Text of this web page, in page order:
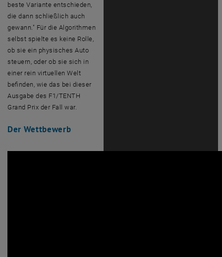
beste Variante entschieden,
die dann schließlich auch
gewann." Für die Algorithmen
selbst spielte es keine Rolle,
ob sie ein physisches Auto
steuern, oder ob sie sich in
einer rein virtuellen Welt
befinden, wie das bei dieser
Ausgabe des F1/TENTH
Grand Prix der Fall war.
Der Wettbewerb